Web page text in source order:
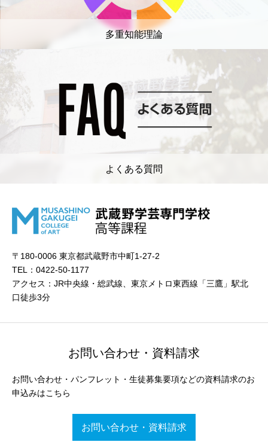
多重知能理論
よくある質問
〒180-0006 東京都武蔵野市中町1-27-2
TEL：0422-50-1177
アクセス：JR中央線・総武線、東京メトロ東西線「三鷹」駅北
口徒歩3分
お問い合わせ・資料請求
お問い合わせ・パンフレット・生徒募集要項などの資料請求のお
申込みはこちら
お問い合わせ・資料請求